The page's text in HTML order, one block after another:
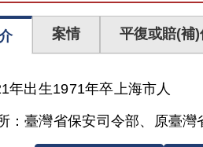
案情 平復或賠(補)
年出生1971年卒上海市人
：臺灣省保安司令部、原臺灣